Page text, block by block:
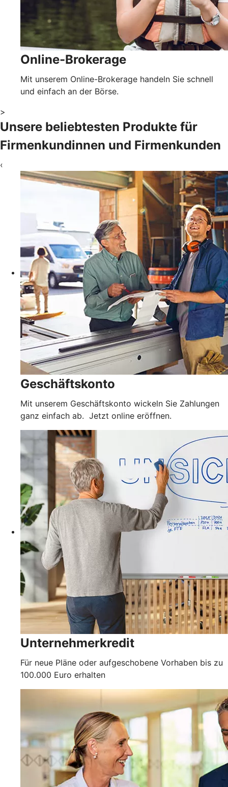
Online-Brokerage
Mit unserem Online-Brokerage handeln Sie schnell
und einfach an der Börse.
>
Unsere beliebtesten Produkte für
Firmenkundinnen und Firmenkunden
‹
Geschäftskonto
Mit unserem Geschäftskonto wickeln Sie Zahlungen
ganz einfach ab. Jetzt online eröffnen.
Unternehmerkredit
Für neue Pläne oder aufgeschobene Vorhaben bis zu
100.000 Euro erhalten